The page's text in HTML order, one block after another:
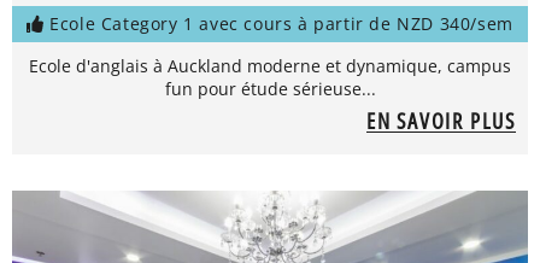
Ecole Category 1 avec cours à partir de NZD 340/sem
Ecole d'anglais à Auckland moderne et dynamique, campus
fun pour étude sérieuse...
EN SAVOIR PLUS